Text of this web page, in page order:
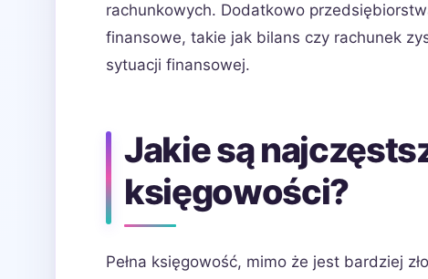
rachunkowych. Dodatkowo
finansowe, takie jak bilans czy rachunek
sytuacji finansowej.
Jakie są
księgowości?
Pełna księgowość, mimo że jest bardziej